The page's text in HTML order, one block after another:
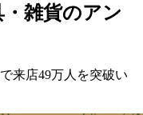
雑貨のアン
来店49万人を突破い